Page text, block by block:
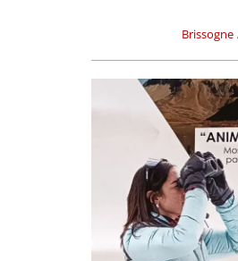
Brissogne